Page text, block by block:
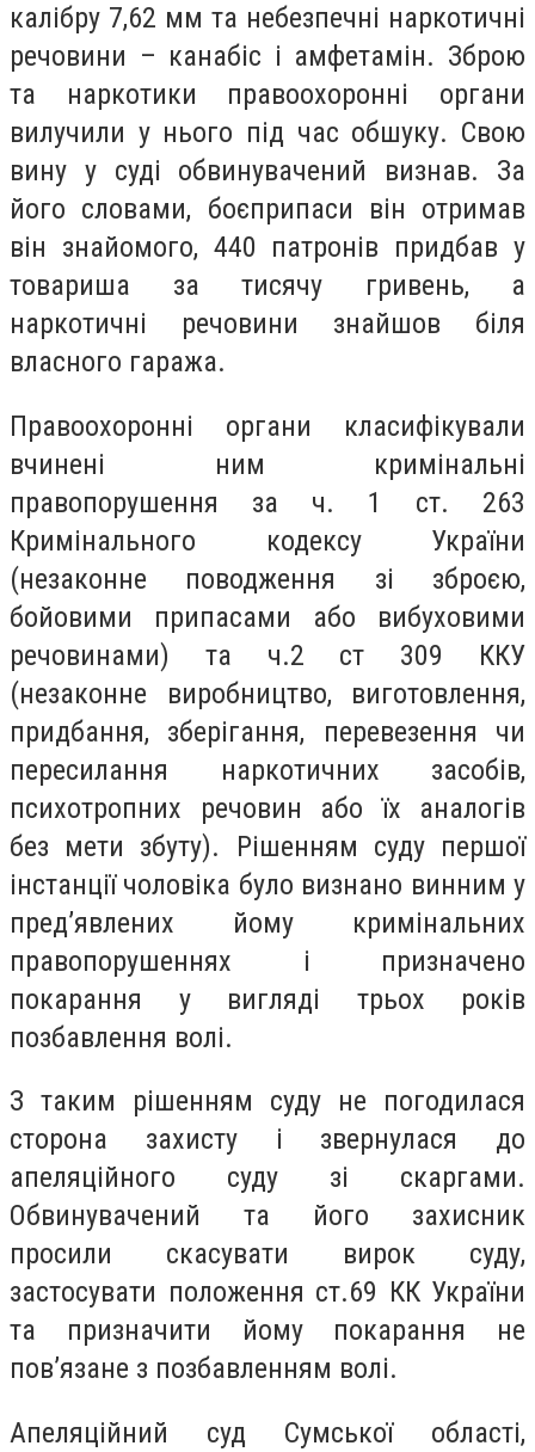
калібру 7,62 мм та небезпечні наркотичні
речовини – канабіс і амфетамін. Зброю
та наркотики правоохоронні органи
вилучили у нього під час обшуку. Свою
вину у суді обвинувачений визнав. За
його словами, боєприпаси він отримав
він знайомого, 440 патронів придбав у
товариша за тисячу гривень, а
наркотичні речовини знайшов біля
власного гаража.
Правоохоронні органи класифікували
вчинені ним кримінальні
правопорушення за ч. 1 ст. 263
Кримінального кодексу України
(незаконне поводження зі зброєю,
бойовими припасами або вибуховими
речовинами) та ч.2 ст 309 ККУ
(незаконне виробництво, виготовлення,
придбання, зберігання, перевезення чи
пересилання наркотичних засобів,
психотропних речовин або їх аналогів
без мети збуту). Рішенням суду першої
інстанції чоловіка було визнано винним у
пред’явлених йому кримінальних
правопорушеннях і призначено
покарання у вигляді трьох років
позбавлення волі.
З таким рішенням суду не погодилася
сторона захисту і звернулася до
апеляційного суду зі скаргами.
Обвинувачений та його захисник
просили скасувати вирок суду,
застосувати положення ст.69 КК України
та призначити йому покарання не
пов’язане з позбавленням волі.
Апеляційний суд Сумської області,